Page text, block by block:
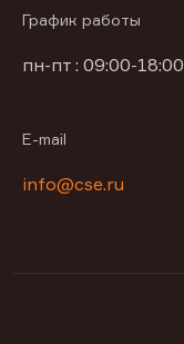
График работы
пн-пт : 09:00-18:00
E-mail
info@cse.ru